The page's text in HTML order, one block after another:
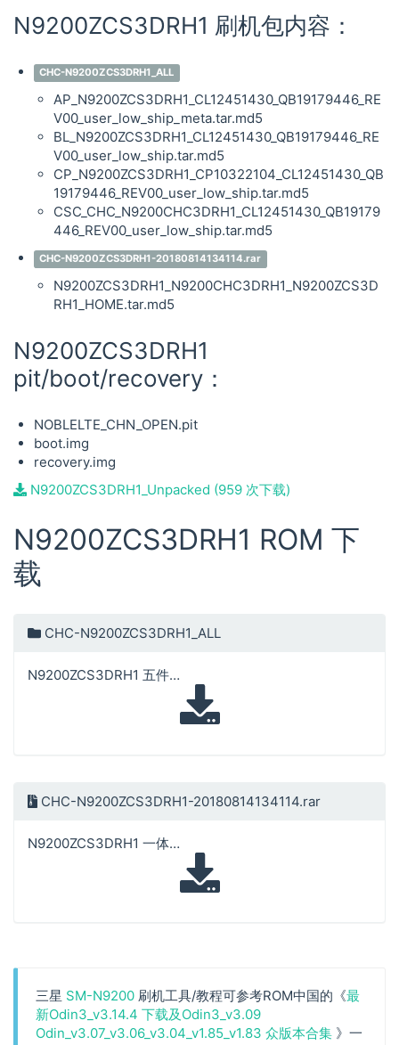
N9200ZCS3DRH1 刷机包内容：
CHC-N9200ZCS3DRH1_ALL
AP_N9200ZCS3DRH1_CL12451430_QB19179446_RE
V00_user_low_ship_meta.tar.md5
BL_N9200ZCS3DRH1_CL12451430_QB19179446_RE
V00_user_low_ship.tar.md5
CP_N9200ZCS3DRH1_CP10322104_CL12451430_QB
19179446_REV00_user_low_ship.tar.md5
CSC_CHC_N9200CHC3DRH1_CL12451430_QB19179
446_REV00_user_low_ship.tar.md5
CHC-N9200ZCS3DRH1-20180814134114.rar
N9200ZCS3DRH1_N9200CHC3DRH1_N9200ZCS3D
RH1_HOME.tar.md5
N9200ZCS3DRH1
pit/boot/recovery：
NOBLELTE_CHN_OPEN.pit
boot.img
recovery.img
N9200ZCS3DRH1_Unpacked (959 次下载)
N9200ZCS3DRH1 ROM 下
载
CHC-N9200ZCS3DRH1_ALL
N9200ZCS3DRH1 五件套
CHC-N9200ZCS3DRH1-20180814134114.rar
N9200ZCS3DRH1 一体包
三星 SM-N9200 刷机工具/教程可参考ROM中国的《最
新Odin3_v3.14.4 下载及Odin3_v3.09
Odin_v3.07_v3.06_v3.04_v1.85_v1.83 众版本合集 》一